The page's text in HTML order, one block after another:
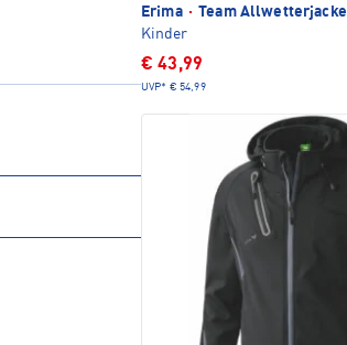
Erima · Team Allwetterjacke
Kinder
€ 43,99
UVP* € 54,99